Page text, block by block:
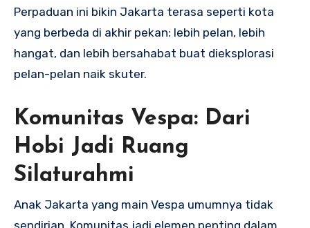
Perpaduan ini bikin Jakarta terasa seperti kota
yang berbeda di akhir pekan: lebih pelan, lebih
hangat, dan lebih bersahabat buat dieksplorasi
pelan-pelan naik skuter.
Komunitas Vespa: Dari
Hobi Jadi Ruang
Silaturahmi
Anak Jakarta yang main Vespa umumnya tidak